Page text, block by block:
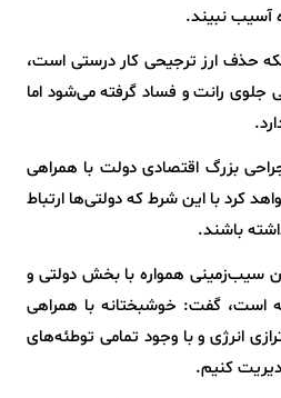
آسیب‌ نبیند.
حذف ارز ترجیحی کار درستی است،
جلوی رانت و فساد گرفته می‌شود اما
بزرگ اقتصادی دولت با همراهی
کرد با این شرط که دولتی‌ها ارتباط
باشند.
سیب‌زمینی همواره با بخش دولتی و
است، گفت: خوشبختانه با همراهی
۱۲ روزه و ناترازی انرژی و با وجود تمامی توطئه‌های
کنیم.